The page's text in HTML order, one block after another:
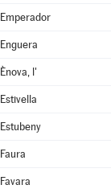
Emperador
Enguera
Ènova, l'
Estivella
Estubeny
Faura
Favara